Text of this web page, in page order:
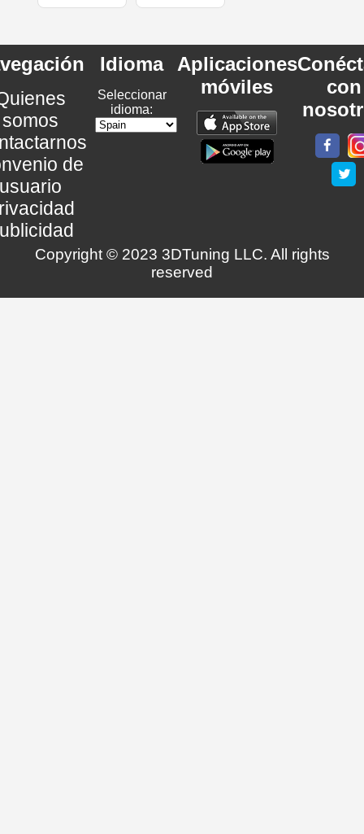
somos
de
Idioma
Seleccionar
idioma:
Aplicaciones
móviles
con
Copyright © 2023 3DTuning LLC. All rights
reserved